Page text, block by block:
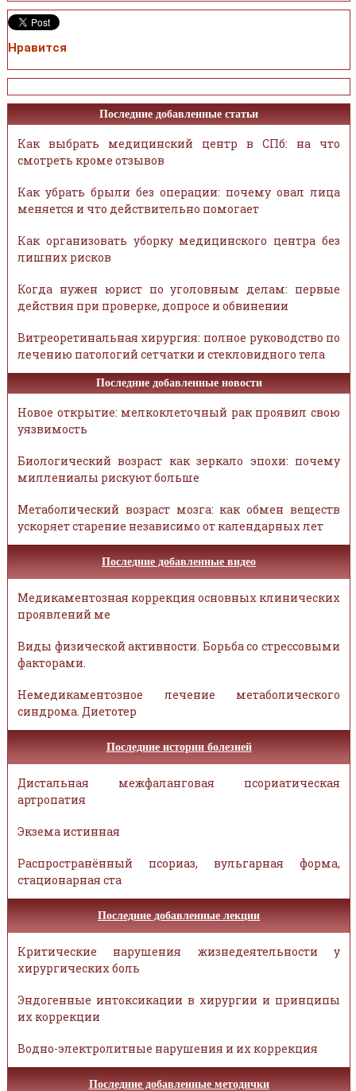
Нравится
Последние добавленные статьи
Как выбрать медицинский центр в СПб: на что
смотреть кроме отзывов
Как убрать брыли без операции: почему овал лица
меняется и что действительно помогает
Как организовать уборку медицинского центра без
лишних рисков
Когда нужен юрист по уголовным делам: первые
действия при проверке, допросе и обвинении
Витреоретинальная хирургия: полное руководство по
лечению патологий сетчатки и стекловидного тела
Последние добавленные новости
Новое открытие: мелкоклеточный рак проявил свою
уязвимость
Биологический возраст как зеркало эпохи: почему
миллениалы рискуют больше
Метаболический возраст мозга: как обмен веществ
ускоряет старение независимо от календарных лет
Последние добавленные видео
Медикаментозная коррекция основных клинических
проявлений ме
Виды физической активности. Борьба со стрессовыми
факторами.
Немедикаментозное лечение метаболического
синдрома. Диетотер
Последние истории болезней
Дистальная межфаланговая псориатическая
артропатия
Экзема истинная
Распространённый псориаз, вульгарная форма,
стационарная ста
Последние добавленные лекции
Критические нарушения жизнедеятельности у
хирургических боль
Эндогенные интоксикации в хирургии и принципы
их коррекции
Водно-электролитные нарушения и их коррекция
Последние добавленные методички